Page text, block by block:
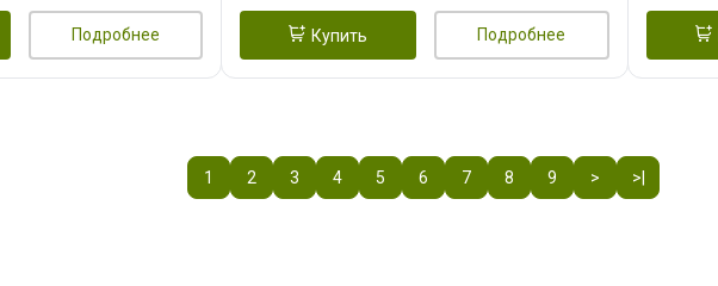
Подробнее Купить Подробнее
1 2 3 4 5 6 7 8 9 > >|